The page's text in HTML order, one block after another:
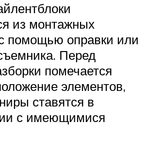
из монтажных
помощью оправки или
Перед
помечается
элементов,
ставятся в
с имеющимися